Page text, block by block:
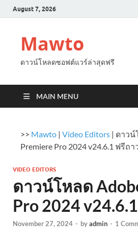
August 7, 2026
Mawto
ดาวน์โหลดซอฟต์แวร์ล่าสุดฟรี
MAIN MENU
>> Mawto | Video Editors | ดาวน์
Premiere Pro 2024 v24.6.1 ฟรีถา
VIDEO EDITORS
ดาวน์โหลด
Pro 2024
November 27, 2024 - byadmin - 1